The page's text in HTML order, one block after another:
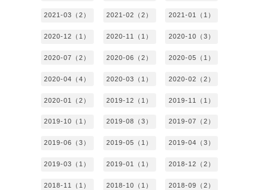
2021-03（2） 2021-02（2） 2021-01（1）
2020-12（1） 2020-11（1） 2020-10（3）
2020-07（2） 2020-06（2） 2020-05（1）
2020-04（4） 2020-03（1） 2020-02（2）
2020-01（2） 2019-12（1） 2019-11（1）
2019-10（1） 2019-08（3） 2019-07（2）
2019-06（3） 2019-05（1） 2019-04（3）
2019-03（1） 2019-01（1） 2018-12（2）
2018-11（1） 2018-10（1） 2018-09（2）